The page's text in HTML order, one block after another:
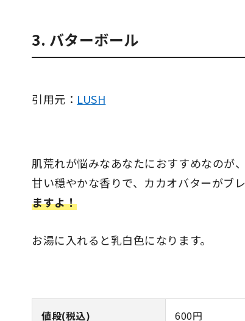
3. バターボール
引用元： LUSH
肌荒れが悩みなあなたにおすすめなのが
甘い穏やかな香りで、カカオバターがブ
ますよ！
お湯に入れると乳白色になります。
値段(税込) 600円